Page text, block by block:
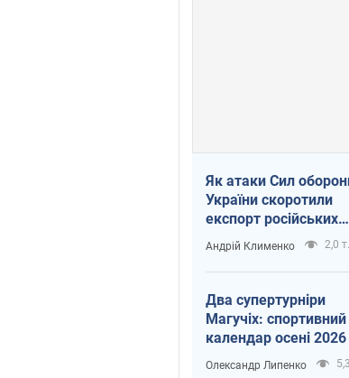
Як атаки Сил
України скоротили
експорт російських
нафтопродуктів
Андрій Клименко 2,0 т.
Два супертурніри
Магучіх: спортивний
календар осені
Олександр Липенко